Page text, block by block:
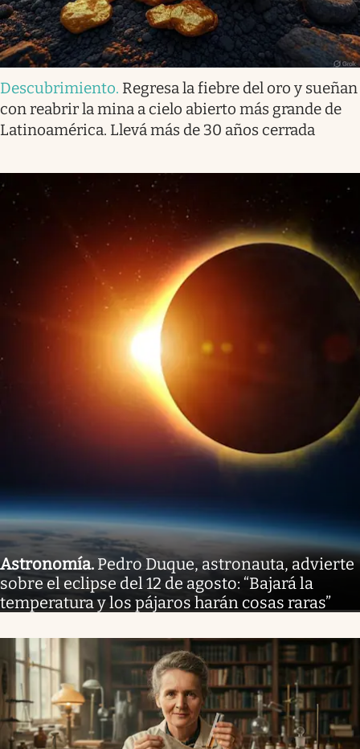
Descubrimiento. Regresa la fiebre del oro y sueñan
con reabrir la mina a cielo abierto más grande de
Latinoamérica. Llevá más de 30 años cerrada
Astronomía. Pedro Duque, astronauta, advierte
sobre el eclipse del 12 de agosto: “Bajará la
temperatura y los pájaros harán cosas raras”